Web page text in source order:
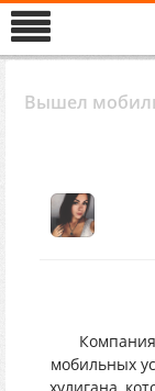
Вышел
Компания
мобильных